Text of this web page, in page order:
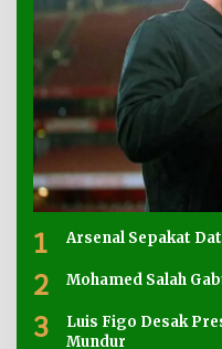
1 Arsenal Sepakat
2 Mohamed Salah
3
Luis Figo Desak
Mundur